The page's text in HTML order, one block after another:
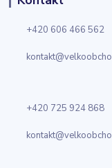
+420 606 466 562
+420 725 924 868